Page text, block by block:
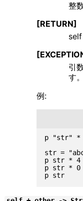
整
[RETURN]
引
す。
例:
p "str" *
str =
p str * 4
p str * 0